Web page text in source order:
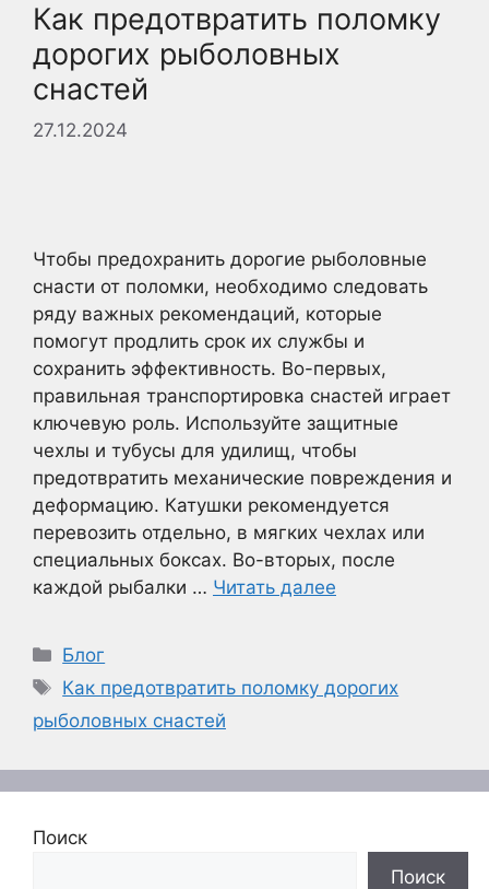
Как предотвратить поломку
дорогих рыболовных
снастей
27.12.2024
Чтобы предохранить дорогие рыболовные
снасти от поломки, необходимо следовать
ряду важных рекомендаций, которые
помогут продлить срок их службы и
сохранить эффективность. Во-первых,
правильная транспортировка снастей играет
ключевую роль. Используйте защитные
чехлы и тубусы для удилищ, чтобы
предотвратить механические повреждения и
деформацию. Катушки рекомендуется
перевозить отдельно, в мягких чехлах или
специальных боксах. Во-вторых, после
каждой рыбалки … Читать далее
Рубрики
Блог
Метки
Как предотвратить поломку дорогих
рыболовных снастей
Поиск
Поиск